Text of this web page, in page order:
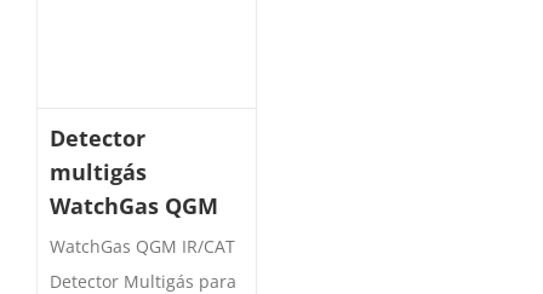
Detector
multigás
WatchGas QGM
WatchGas QGM IR/CAT
Detector Multigás para